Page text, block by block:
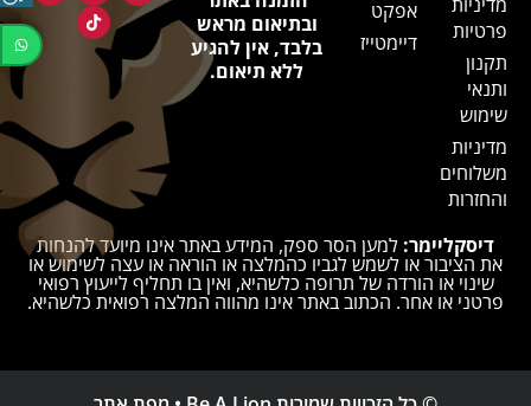
פרטיות
תקנון
ותנאי
שימוש
מדיניות
משלוחים
והחזרות
אפקט
דיימטייז
ובתיאום מראש
בלבד, אין להגיע
ללא תיאום.
דיסקליימר: למען הסר ספק, המידע באתר אינו מיועד להנחות
את הציבור או לשמש לגביו כהמלצה או הוראה או עצה לשימוש או
שינוי או הורדה של תרופה כלשהיא, ואין בו תחליף לייעוץ רפואי
פרטני או אחר. הכתוב באתר אינו מהווה המלצה רפואית כלשהיא.